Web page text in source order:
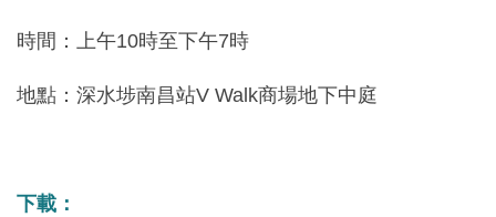
時間：上午10時至下午7時
地點：深水埗南昌站V Walk商場地下中庭
下載：